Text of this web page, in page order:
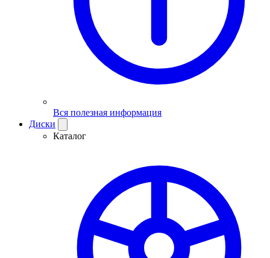
Вся полезная информация
Диски
Каталог